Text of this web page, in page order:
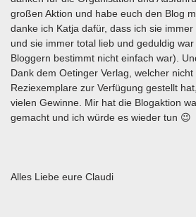
großen Aktion und habe euch den Blog
danke ich Katja dafür, dass ich sie
und sie immer total lieb und geduldig
Bloggern bestimmt nicht einfach war).
Dank dem Oetinger Verlag, welcher
Reziexemplare zur Verfügung gestellt
vielen Gewinne. Mir hat die Blogaktion
gemacht und ich würde es wieder tun 😉
Alles Liebe eure Claudi